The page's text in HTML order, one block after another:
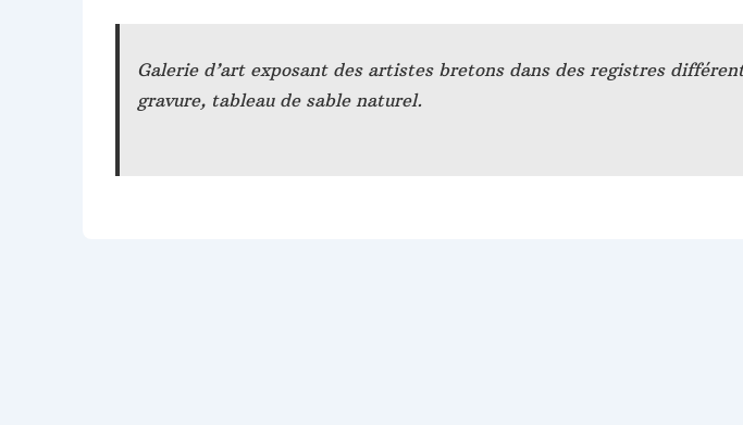
Galerie d’art exposant des artistes bretons dans des registres
gravure, tableau de sable naturel.